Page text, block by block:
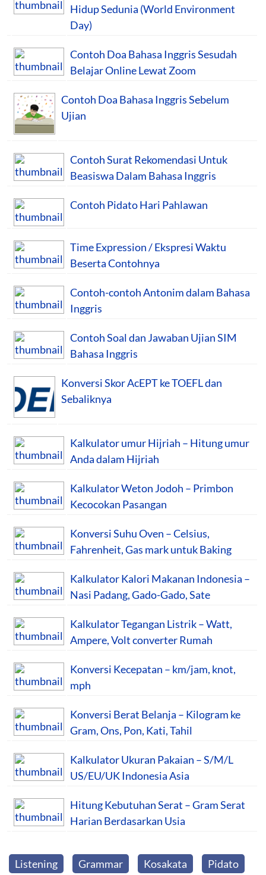
Hidup Sedunia (World Environment
Day)
Contoh Doa Bahasa Inggris Sesudah
Belajar Online Lewat Zoom
Contoh Doa Bahasa Inggris Sebelum
Ujian
Contoh Surat Rekomendasi Untuk
Beasiswa Dalam Bahasa Inggris
Contoh Pidato Hari Pahlawan
Time Expression / Ekspresi Waktu
Beserta Contohnya
Contoh-contoh Antonim dalam Bahasa
Inggris
Contoh Soal dan Jawaban Ujian SIM
Bahasa Inggris
Konversi Skor AcEPT ke TOEFL dan
Sebaliknya
Kalkulator umur Hijriah – Hitung umur
Anda dalam Hijriah
Kalkulator Weton Jodoh – Primbon
Kecocokan Pasangan
Konversi Suhu Oven – Celsius,
Fahrenheit, Gas mark untuk Baking
Kalkulator Kalori Makanan Indonesia –
Nasi Padang, Gado-Gado, Sate
Kalkulator Tegangan Listrik – Watt,
Ampere, Volt converter Rumah
Konversi Kecepatan – km/jam, knot,
mph
Konversi Berat Belanja – Kilogram ke
Gram, Ons, Pon, Kati, Tahil
Kalkulator Ukuran Pakaian – S/M/L
US/EU/UK Indonesia Asia
Hitung Kebutuhan Serat – Gram Serat
Harian Berdasarkan Usia
Listening Grammar Kosakata Pidato